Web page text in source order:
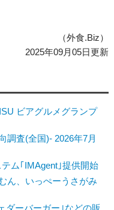
（外食.Biz）
2025年09月05日更新
ビアグルメグランプ
調査(全国)- 2026年7月
ム｢IMAgent｣提供開始
ん、いっぺーうさがみ
ダーバーガー｣などの販